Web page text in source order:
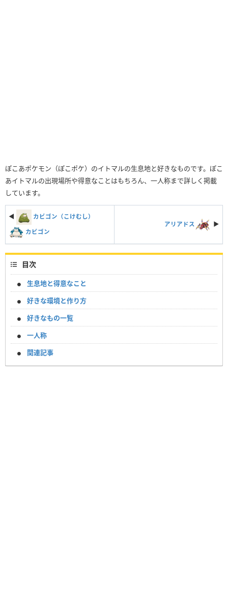
ぽこあポケモン（ぽこポケ）のイトマルの生息地と好きなものです。ぽこ
あイトマルの出現場所や得意なことはもちろん、一人称まで詳しく掲載
しています。
◀
カビゴン（こけむし）
カビゴン
アリアドス ▶︎
目次
生息地と得意なこと
好きな環境と作り方
好きなもの一覧
一人称
関連記事